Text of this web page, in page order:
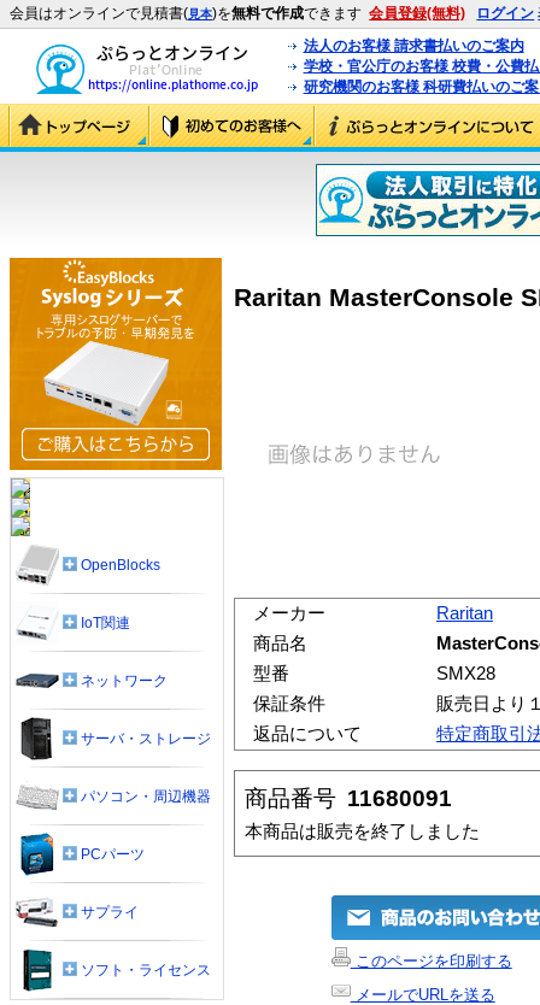
会員はオンラインで見積書(見本)を無料で作成できます 会員登録(無料) ログイン
法人のお客様 請求書払いのご案内
学校・官公庁のお客様 校費・公費
研究機関のお客様 科研費払いのご
Raritan MasterConsole
メーカー
Raritan
商品名
型番
SMX28
保証条件
販売日より
返品について
特定商取引
商品番号 11680091
本商品は販売を終了しました
このページを印刷する
メールでURLを送る
OpenBlocks
IoT関連
ネットワーク
サーバ・ストレージ
パソコン・周辺機器
PCパーツ
サプライ
ソフト・ライセンス